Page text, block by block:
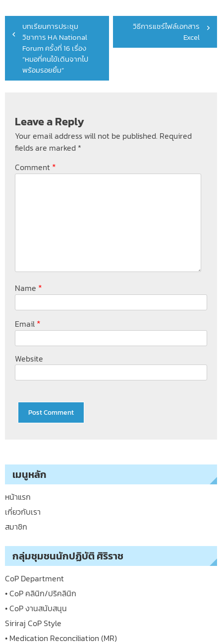
Post
navigation
บทเรียนการประชุม
วิชาการ HA National
Forum ครั้งที่ 16 เรื่อง
“หมอที่คนไข้เดินจากไป
พร้อมรอยยิ้ม”
วิธีการแชร์ไฟล์เอกสาร
Excel
Leave a Reply
Your email address will not be published. Required
fields are marked *
Comment *
Name *
Email *
Website
เมนูหลัก
หน้าแรก
เกี่ยวกับเรา
สมาชิก
กลุ่มชุมชนนักปฏิบัติ ศิริราช
CoP Department
• CoP คลินิก/ปริคลินิก
• CoP งานสนับสนุน
Siriraj CoP Style
• Medication Reconciliation (MR)